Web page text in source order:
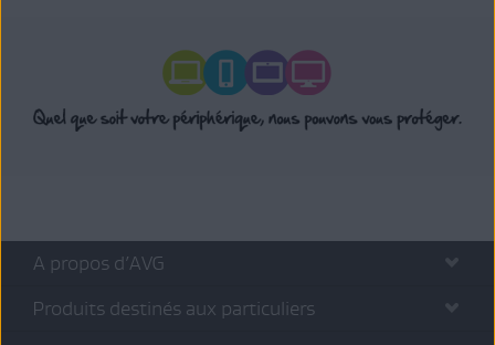
A propos d’AVG
Produits destinés aux particuliers